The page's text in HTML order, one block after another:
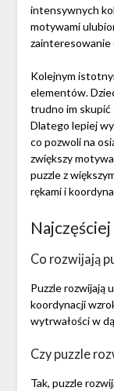
intensywnych
motywami
zainteresowanie
Kolejnym
elementów.
trudno im skupić
Dlatego lepiej
co pozwoli na
zwiększy
puzzle z
rękami i
Co rozwijają
Puzzle rozwijają
koordynacji
wytrwałości w
Czy puzzle
Tak, puzzle